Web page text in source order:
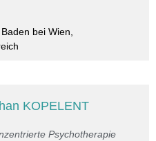
bei Wien,
KOPELENT
Psychotherapie